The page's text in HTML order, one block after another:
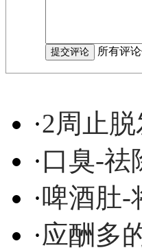
所有评
·2周止
·口臭-祛
·啤酒肚-
·应酬多